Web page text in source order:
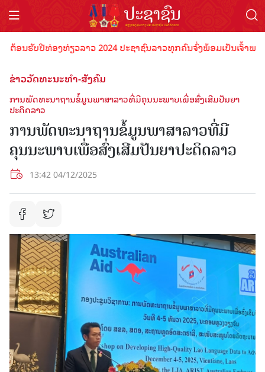
ນຮັບປີທ່ອງທ່ຽວລາວ 2024 ປະຊາຊົນລາວທຸກຄົນຈົ່ງພ້ອມເປັນເຈົ້າພາບ
ຂ່າວວັດທະນະທຳ-ສັງຄົມ
ການພັດທະນາຖານຂໍ້ມູນພາສາລາວທີ່ມີຄຸນນະພາບເພື່ອສົ່ງເສີມປັນຍາ
ປະດິດລາວ
ການພັດທະນາຖານຂໍ້ມູນພາສາລາວທີ່ມີ
ຄຸນນະພາບເພື່ອສົ່ງເສີມປັນຍາປະດິດລາວ
13:42 04/12/2025